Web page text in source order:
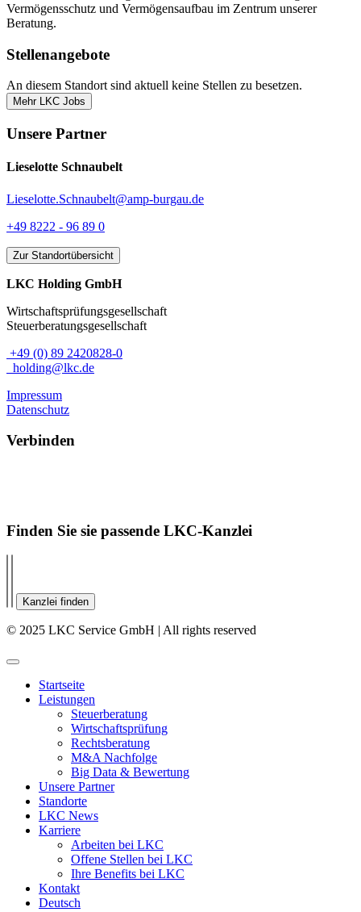
Vermögensschutz und Vermögensaufbau im Zentrum unserer
Beratung.
Stellenangebote
An diesem Standort sind aktuell keine Stellen zu besetzen.
Mehr LKC Jobs
Unsere Partner
Lieselotte Schnaubelt
Lieselotte.Schnaubelt@amp-burgau.de
+49 8222 - 96 89 0
Zur Standortübersicht
LKC Holding GmbH
Wirtschaftsprüfungsgesellschaft
Steuerberatungsgesellschaft
+49 (0) 89 2420828-0
holding@lkc.de
Impressum
Datenschutz
Verbinden
Finden Sie sie passende LKC-Kanzlei
Kanzlei finden
© 2025 LKC Service GmbH | All rights reserved
Startseite
Leistungen
Steuerberatung
Wirtschaftsprüfung
Rechtsberatung
M&A Nachfolge
Big Data & Bewertung
Unsere Partner
Standorte
LKC News
Karriere
Arbeiten bei LKC
Offene Stellen bei LKC
Ihre Benefits bei LKC
Kontakt
Deutsch